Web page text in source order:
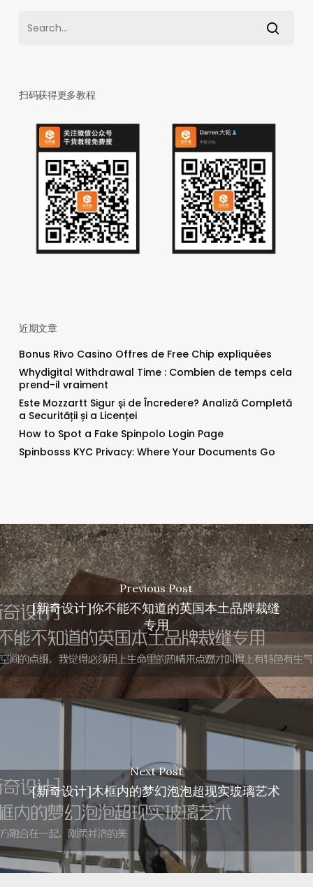
扫码获得更多教程
近期文章
Bonus Rivo Casino Offres de Free Chip expliquées
Whydigital Withdrawal Time : Combien de temps cela
prend-il vraiment
Este Mozzartt Sigur și de Încredere? Analiză Completă
a Securității și a Licenței
How to Spot a Fake Spinpolo Login Page
Spinbosss KYC Privacy: Where Your Documents Go
Previous Post
[新奇设计]你不能不知道的英国本土品牌裁缝
专用
Next Post
[新奇设计]木框内的梦幻泡泡超现实玻璃艺术